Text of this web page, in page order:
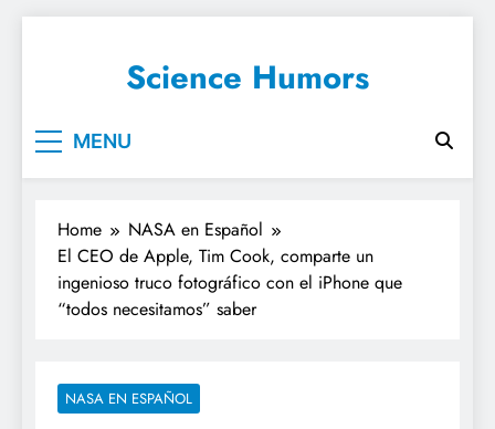
Science Humors
MENU
Home
NASA en Español
El CEO de Apple, Tim Cook, comparte un
ingenioso truco fotográfico con el iPhone que
“todos necesitamos” saber
NASA EN ESPAÑOL